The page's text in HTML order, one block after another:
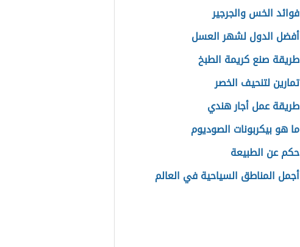
فوائد الخس والجرجير
أفضل الدول لشهر العسل
طريقة صنع كريمة الطبخ
تمارين لتنحيف الخصر
طريقة عمل أجار هندي
ما هو بيكربونات الصوديوم
حكم عن الطبيعة
أجمل المناطق السياحية في العالم